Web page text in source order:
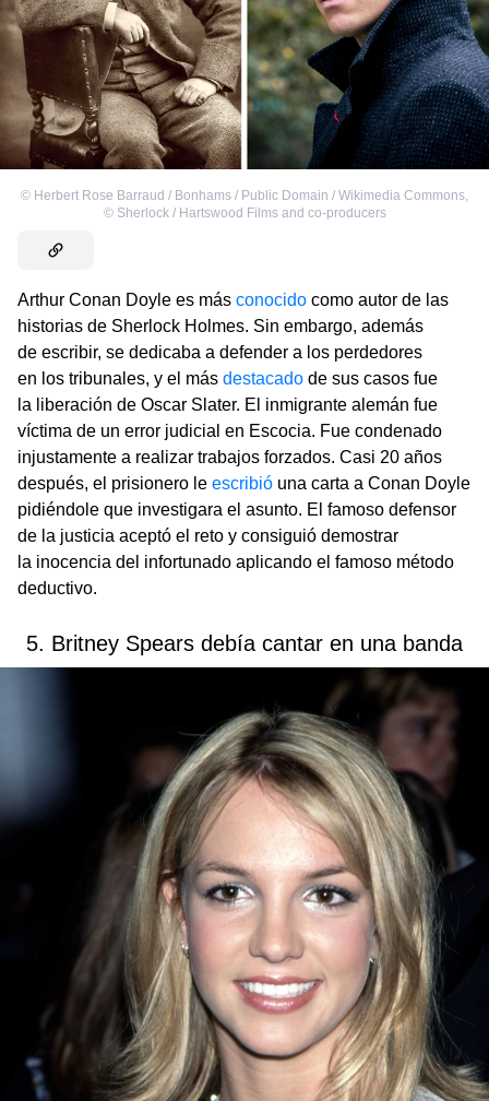
© Herbert Rose Barraud / Bonhams / Public Domain / Wikimedia Commons,
© Sherlock / Hartswood Films and co-producers
Arthur Conan Doyle es más conocido como autor de las
historias de Sherlock Holmes. Sin embargo, además
de escribir, se dedicaba a defender a los perdedores
en los tribunales, y el más destacado de sus casos fue
la liberación de Oscar Slater. El inmigrante alemán fue
víctima de un error judicial en Escocia. Fue condenado
injustamente a realizar trabajos forzados. Casi 20 años
después, el prisionero le escribió una carta a Conan Doyle
pidiéndole que investigara el asunto. El famoso defensor
de la justicia aceptó el reto y consiguió demostrar
la inocencia del infortunado aplicando el famoso método
deductivo.
5. Britney Spears debía cantar en una banda